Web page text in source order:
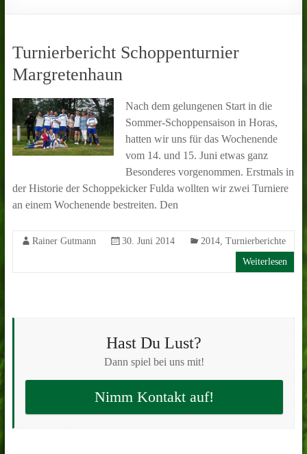
Turnierbericht Schoppenturnier
Margretenhaun
Nach dem gelungenen Start in die
Sommer-Schoppensaison in Horas,
hatten wir uns für das Wochenende
vom 14. und 15. Juni etwas ganz
Besonderes vorgenommen. Erstmals in
der Historie der Schoppekicker Fulda wollten wir zwei Turniere
an einem Wochenende bestreiten. Den
Rainer Gutmann 30. Juni 2014 2014, Turnierberichte
Weiterlesen
Hast Du Lust?
Dann spiel bei uns mit!
Nimm Kontakt auf!